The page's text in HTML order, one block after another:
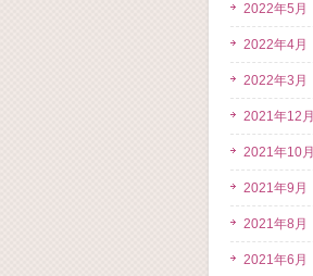
2022年5月
2022年4月
2022年3月
2021年12月
2021年10月
2021年9月
2021年8月
2021年6月